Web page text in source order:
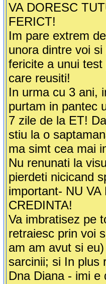
VA DORESC
FERICT!
Im pare extrem
unora dintre voi
fericite a unui
care reusiti!
In urma cu 3 ani,
purtam in pantec
7 zile de la ET!
stiu la o
ma simt cea mai
Nu renunati la
pierdeti nicicand
important- NU VA
CREDINTA!
Va imbratisez pe
retraiesc prin voi
am am avut si
sarcinii; si In plus
Dna Diana - imi e